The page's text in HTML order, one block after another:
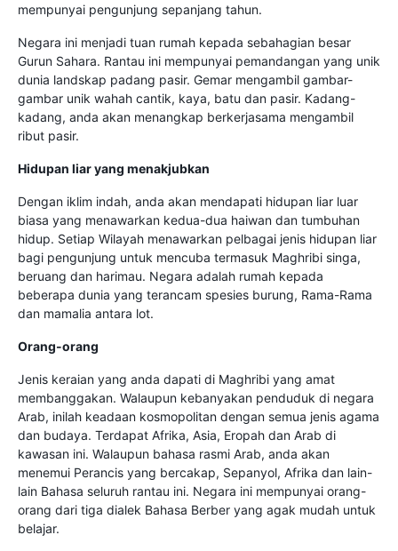
mempunyai pengunjung sepanjang tahun.
Negara ini menjadi tuan rumah kepada sebahagian besar
Gurun Sahara. Rantau ini mempunyai pemandangan yang unik
dunia landskap padang pasir. Gemar mengambil gambar-
gambar unik wahah cantik, kaya, batu dan pasir. Kadang-
kadang, anda akan menangkap berkerjasama mengambil
ribut pasir.
Hidupan liar yang menakjubkan
Dengan iklim indah, anda akan mendapati hidupan liar luar
biasa yang menawarkan kedua-dua haiwan dan tumbuhan
hidup. Setiap Wilayah menawarkan pelbagai jenis hidupan liar
bagi pengunjung untuk mencuba termasuk Maghribi singa,
beruang dan harimau. Negara adalah rumah kepada
beberapa dunia yang terancam spesies burung, Rama-Rama
dan mamalia antara lot.
Orang-orang
Jenis keraian yang anda dapati di Maghribi yang amat
membanggakan. Walaupun kebanyakan penduduk di negara
Arab, inilah keadaan kosmopolitan dengan semua jenis agama
dan budaya. Terdapat Afrika, Asia, Eropah dan Arab di
kawasan ini. Walaupun bahasa rasmi Arab, anda akan
menemui Perancis yang bercakap, Sepanyol, Afrika dan lain-
lain Bahasa seluruh rantau ini. Negara ini mempunyai orang-
orang dari tiga dialek Bahasa Berber yang agak mudah untuk
belajar.